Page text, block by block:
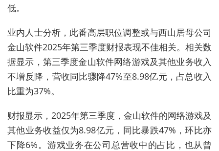
低。
业内人士分析，此番高层职位调整或与西山居母公司
金山软件2025年第三季度财报表现不佳相关。相关数
据显示，第三季度金山软件网络游戏及其他业务收入
不增反降，营收同比骤降47%至8.98亿元，占总收入
比重为37%。
财报显示， 2025年第三季度，金山软件的网络游戏及
其他业务收益仅为8.98亿元，同比暴跌47% ，环比亦
下降6%。游戏业务在公司总营收中的占比，也从曾